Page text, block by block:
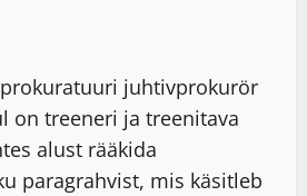
juhtivprokurör
on treeneri ja treenitava
alust rääkida
paragrahvist, mis käsitleb